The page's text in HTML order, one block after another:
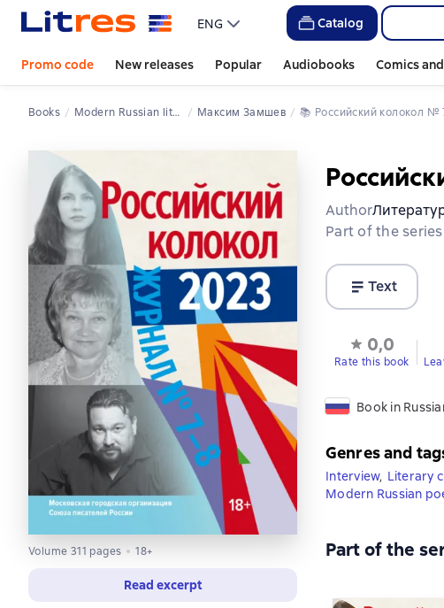
ENG Catalog
Promo code New releases Popular Audiobooks Comics
Books Modern Russian literature Максим Замшев 📚 Российский колокол
Volume 311 pages 18+
Read excerpt
Author
Part of the series
Text
0,0
Rate this book
Book in
Genres and
Interview, Literary
Modern Russian
Part of the